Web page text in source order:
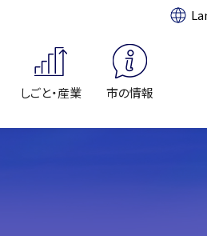
翻訳:
しごと・産業 市の情報